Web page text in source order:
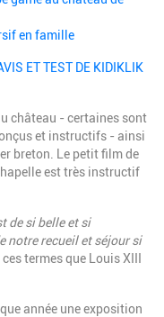
en famille
ET TEST DE KIDIKLIK
château - certaines sont
et instructifs - ainsi
breton. Le petit film de
est très instructif
de si belle et si
notre recueil et séjour si
termes que Louis XIII
année une exposition